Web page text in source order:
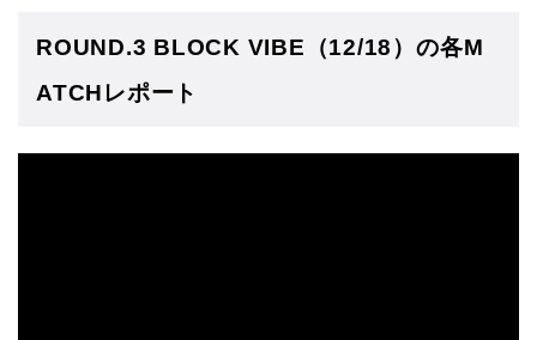
ROUND.3 BLOCK VIBE（12/18）の各M
ATCHレポート